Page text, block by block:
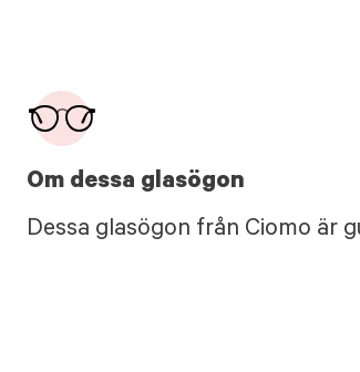
Om dessa glasögon
Dessa glasögon från Ciomo är